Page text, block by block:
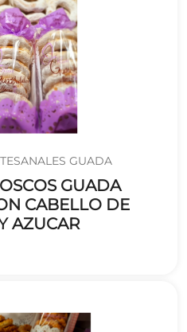
GUADA
GUADA
CABELLO DE
AZUCAR